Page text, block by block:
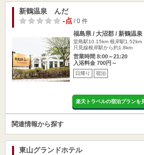
新鶴温泉 んだ
-点/ 0 件
福島県 / 大沼郡 / 新鶴温泉
堂島駅10.15km 根岸駅1.52km
只見線根岸駅から約1.8km
営業時間 8:00～21:20
入浴料金 700円～
日帰り 宿泊
楽天トラベルの宿泊プランを
関連情報から探す
東山グランドホテル